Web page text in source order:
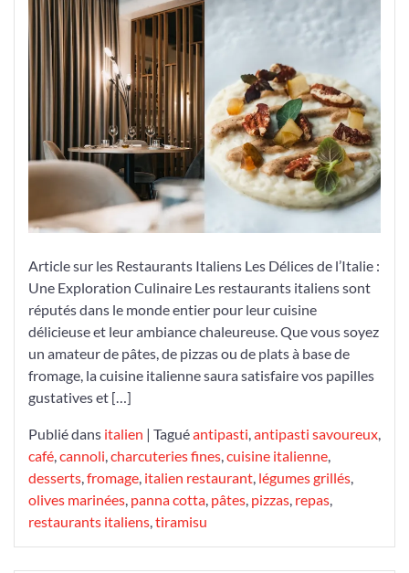
Culinaire
d’un
Restaurant
Italien
de
Renom
Article sur les Restaurants Italiens Les Délices de l’Italie :
Une Exploration Culinaire Les restaurants italiens sont
réputés dans le monde entier pour leur cuisine
délicieuse et leur ambiance chaleureuse. Que vous soyez
un amateur de pâtes, de pizzas ou de plats à base de
fromage, la cuisine italienne saura satisfaire vos papilles
gustatives et […]
Publié dans italien | Taguéantipasti,antipasti savoureux,
café,cannoli,charcuteries fines,cuisine italienne,
desserts,fromage, italien restaurant, légumes grillés,
olives marinées, panna cotta, pâtes, pizzas, repas,
restaurants italiens,tiramisu